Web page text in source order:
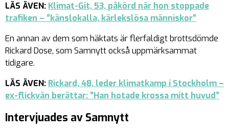
LÄS ÄVEN: Klimat-Git, 53, påkörd när hon stoppade
trafiken – ”känslokalla, kärlekslösa människor”
En annan av dem som häktats är flerfaldigt brottsdömde
Rickard Dose, som Samnytt också uppmärksammat
tidigare.
LÄS ÄVEN: Rickard, 48, leder klimatkamp i Stockholm –
ex-flickvän berättar: ”Han hotade krossa mitt huvud”
Intervjuades av Samnytt